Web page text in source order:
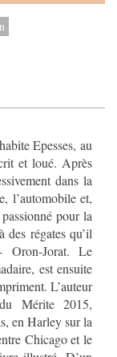
Epesses, au
et loué. Après
dans la
l’automobile et,
pour la
régates qu’il
Oron-Jorat. Le
est ensuite
L’auteur
Mérite 2015,
en Harley sur la
Chicago et le